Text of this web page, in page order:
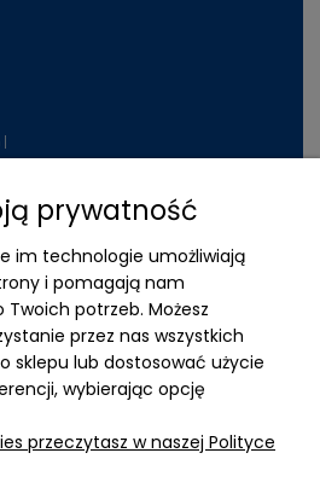
prywatność
im technologie umożliwiają
i pomagają nam
potrzeb. Możesz
przez nas wszystkich
sklepu lub dostosować użycie
wybierając opcję
przeczytasz w naszej Polityce